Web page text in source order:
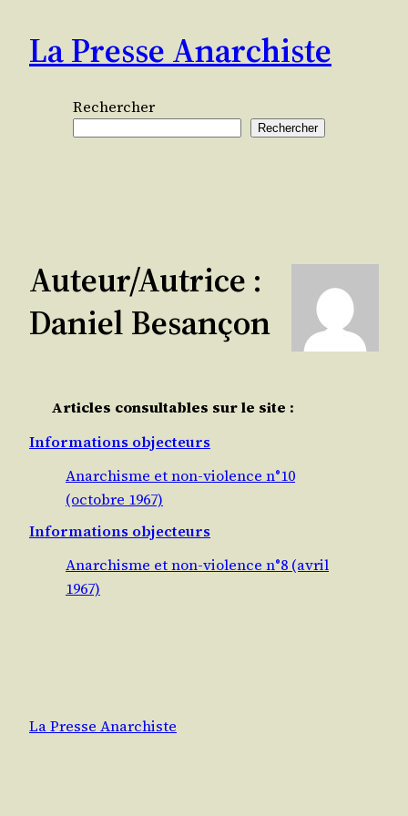
contenu
La Presse Anarchiste
Rechercher
Rechercher
Auteur/autrice :
Daniel Besançon
Articles consultables sur le site :
Informations objecteurs
Anarchisme et non-violence n°10
(octobre 1967)
Informations objecteurs
Anarchisme et non-violence n°8 (avril
1967)
La Presse Anarchiste